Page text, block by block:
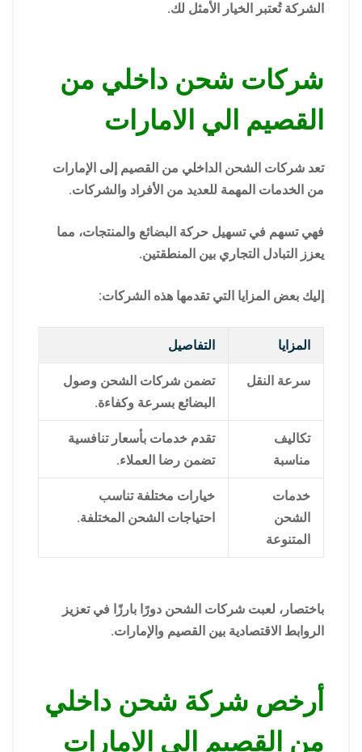
الشركة تُعتبر الخيار الأمثل لك.
شركات شحن داخلي من
القصيم الي الامارات
تعد شركات الشحن الداخلي من القصيم إلى الإمارات
من الخدمات المهمة للعديد من الأفراد والشركات.
فهي تسهم في تسهيل حركة البضائع والمنتجات، مما
يعزز التبادل التجاري بين المنطقتين.
إليك بعض المزايا التي تقدمها هذه الشركات:
المزايا التفاصيل
سرعة النقل
تضمن شركات الشحن وصول
البضائع بسرعة وكفاءة.
تكاليف
مناسبة
تقدم خدمات بأسعار تنافسية
تضمن رضا العملاء.
خدمات
الشحن
المتنوعة
خيارات مختلفة تناسب
احتياجات الشحن المختلفة.
باختصار، لعبت شركات الشحن دورًا بارزًا في تعزيز
الروابط الاقتصادية بين القصيم والإمارات.
أرخص شركة شحن داخلي
من القصيم الي الامارات